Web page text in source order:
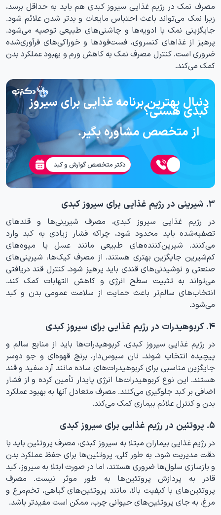
مصرف نمک در رژیم غذایی سیروز کبدی هم باید به حداقل برسد،
زیرا نمک می‌تواند باعث احتباس مایعات و بدتر شدن علائم شود.
جایگزینی نمک با ادویه‌ها و چاشنی‌های طبیعی توصیه می‌شود.
پرهیز از غذاهای کنسروی، فست‌فودها و خوراکی‌های فرآوری‌شده
ضروری است. کنترل مصرف نمک به کاهش ورم و بهبود عملکرد بدن
کمک می‌کند.
دنبال بهترین برنامه غذایی برای سیروز
کبدی هستی؟
از متخصص مشاوره بگیر.
دکتر متخصص گوارش و کبد
۳. شیرینی در رژیم غذایی برای سیروز کبدی
در رژیم غذایی سیروز کبدی، مصرف شیرینی‌ها و قندهای
تصفیه‌شده باید محدود شود، چراکه فشار زیادی به کبد وارد
می‌کنند. شیرین‌کننده‌های طبیعی مانند عسل یا میوه‌های
کم‌شیرین جایگزین بهتری هستند. از مصرف کیک‌ها، شیرینی‌های
صنعتی و نوشیدنی‌های قندی باید پرهیز شود. کنترل قند دریافتی
می‌تواند به تثبیت سطح انرژی و کاهش التهابات کمک کند.
انتخاب‌های سالم‌تر باعث حمایت از سلامت عمومی بدن و کبد
می‌شود.
۴. کربوهیدرات‌ در رژیم غذایی برای سیروز کبدی
در رژیم غذایی سیروز کبدی، کربوهیدرات‌ها باید از منابع سالم و
پیچیده انتخاب شوند. نان سبوس‌دار، برنج قهوه‌ای و جو دوسر
جایگزین مناسبی برای کربوهیدرات‌های ساده مانند آرد سفید و قند
هستند. این نوع کربوهیدرات‌ها انرژی پایدار تأمین کرده و از فشار
اضافی بر کبد جلوگیری می‌کنند. مصرف متعادل آنها به بهبود عملکرد
بدن و کنترل علائم بیماری کمک می‌کند.
۵. پروتئین‌ در رژیم غذایی برای سیروز کبدی
در رژیم غذایی بیماران مبتلا به سیروز کبدی، مصرف پروتئین باید با
دقت مدیریت شود. به طور کلی، پروتئین‌ها برای حفظ عملکرد بدن
و بازسازی سلول‌ها ضروری هستند، اما در صورت ابتلا به سیروز، کبد
قادر به پردازش پروتئین‌ها به طور موثر نیست. مصرف
پروتئین‌های با کیفیت بالا، مانند پروتئین‌های گیاهی، تخم‌مرغ و
مرغ، به جای پروتئین‌های حیوانی چرب، ممکن است مفیدتر باشد.